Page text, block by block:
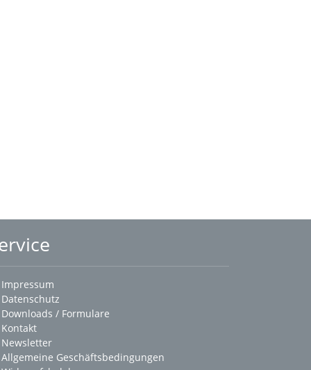
Impressum
Datenschutz
Downloads / Formulare
Kontakt
Newsletter
Allgemeine Geschäftsbedingungen